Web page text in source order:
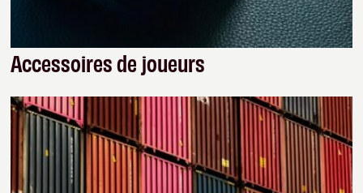
Accessoires de joueurs